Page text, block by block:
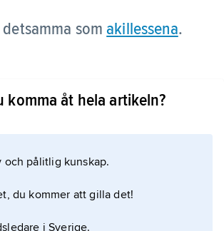
detsamma som akillessena.
komma åt hela artikeln?
och pålitlig kunskap.
du kommer att gilla det!
i Sverige.